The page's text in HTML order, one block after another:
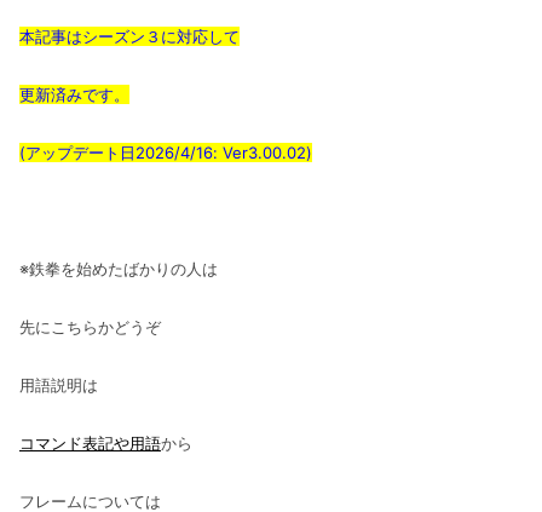
本記事はシーズン３に対応して
更新済みです。
(アップデート日2026/4/16: Ver3.00.02)
※鉄拳を始めたばかりの人は
先にこちらかどうぞ
用語説明は
コマンド表記や用語から
フレームについては